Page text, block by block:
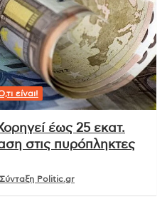
είναι!
έως 25 εκατ.
στις πυρόπληκτες
Politic.gr